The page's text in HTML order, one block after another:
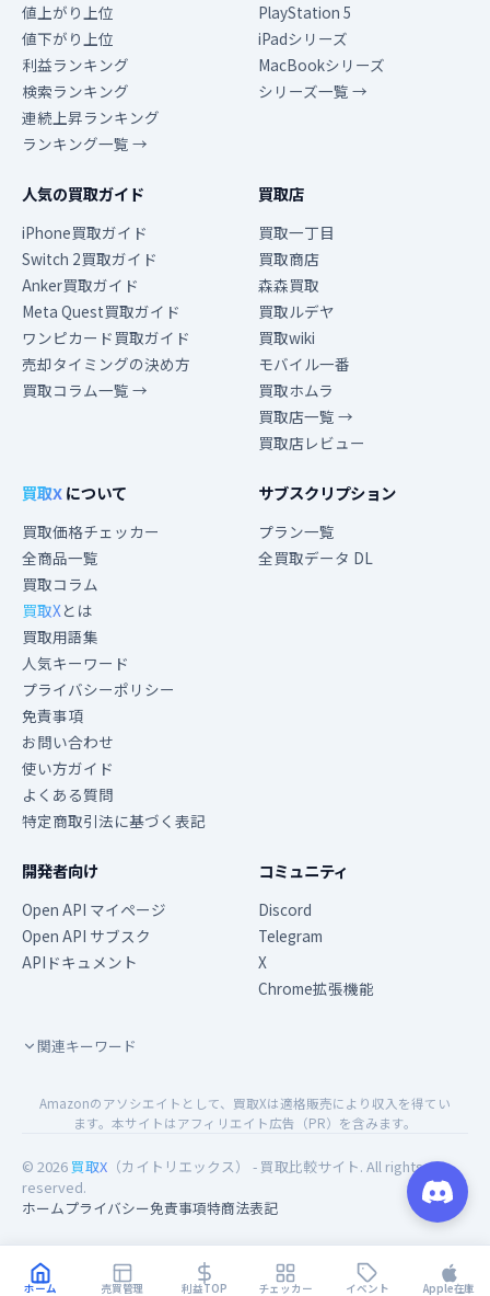
ホーム 売買管理 利益TOP チェッカー イベント Apple在庫
値上がり上位
値下がり上位
利益ランキング
検索ランキング
連続上昇ランキング
ランキング一覧 →
PlayStation 5
iPadシリーズ
MacBookシリーズ
シリーズ一覧 →
人気の買取ガイド
iPhone買取ガイド
Switch 2買取ガイド
Anker買取ガイド
Meta Quest買取ガイド
ワンピカード買取ガイド
売却タイミングの決め方
買取コラム一覧 →
買取店
買取一丁目
買取商店
森森買取
買取ルデヤ
買取wiki
モバイル一番
買取ホムラ
買取店一覧 →
買取店レビュー
買取Xについて
買取価格チェッカー
全商品一覧
買取コラム
買取Xとは
買取用語集
人気キーワード
プライバシーポリシー
免責事項
お問い合わせ
使い方ガイド
よくある質問
特定商取引法に基づく表記
サブスクリプション
プラン一覧
全買取データ DL
開発者向け
Open API マイページ
Open API サブスク
APIドキュメント
コミュニティ
Discord
Telegram
X
Chrome拡張機能
関連キーワード
Amazonのアソシエイトとして、買取Xは適格販売により収入を得てい
ます。本サイトはアフィリエイト広告（PR）を含みます。
© 2026 買取X （カイトリエックス） - 買取比較サイト. All rights
reserved.
ホームプライバシー免責事項特商法表記